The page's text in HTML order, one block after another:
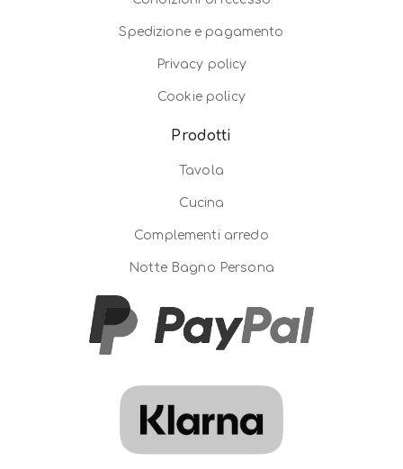
Spedizione e pagamento
Privacy policy
Cookie policy
Prodotti
Tavola
Cucina
Complementi arredo
Notte Bagno Persona